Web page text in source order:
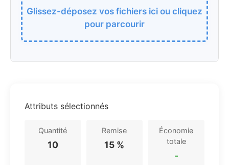
Glissez-déposez vos fichiers ici ou cliquez
pour parcourir
Attributs sélectionnés
Quantité
10
Remise
15 %
Économie
totale
-